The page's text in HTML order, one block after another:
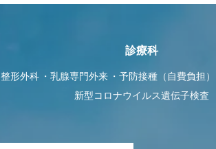
診療科
整形外科 乳腺専門外来 予防接種（自費負担）
新型コロナウイルス遺伝子検査